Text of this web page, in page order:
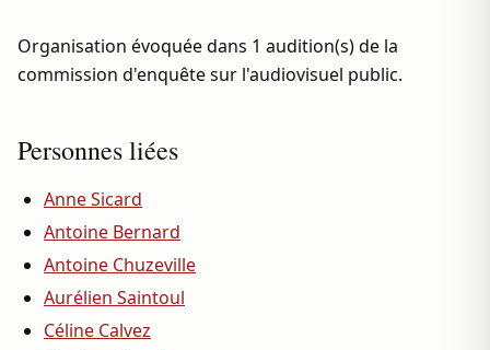
Organisation évoquée dans 1 audition(s) de la
commission d'enquête sur l'audiovisuel public.
Personnes liées
Anne Sicard
Antoine Bernard
Antoine Chuzeville
Aurélien Saintoul
Céline Calvez